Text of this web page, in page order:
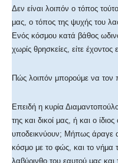
Δεν είναι λοιπόν ο τόπος
μας, ο τόπος της ψυχής του
Ενός κόσμου κατά βάθος
χωρίς θρησκείες, είτε έχοντος
Πώς λοιπόν μπορούμε να τον
Επειδή η κυρία
της και δικοί μας, ή και ο
υποδεικνύουν; Μήπως άραγε
κόσμο με το φώς, και το νήμα
λαβύρινθο του εαυτού μας και